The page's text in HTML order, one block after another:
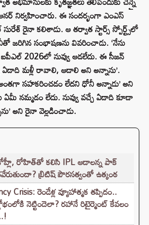
నిర్వహించారు. ఈ సందర్భంగా ఎంఎస్
రైనా కలిశాడు. ఆ తర్వాత స్టార్స్ స్పోర్ట్స్‌లో
సంభాషణను వివరించాడు. ‘నేను
2026లో నువ్వు ఆడలేదు. ఈ సీజన్
ఏడాది మళ్లీ రావాలి, ఆడాలి అని అన్నాను’.
సహకరించడం లేదని ధోనీ అన్నాడు’ అని
నమ్మడం లేదు. నువ్వు వచ్చే ఏడాది కూడా
అని రైనా వెల్లడించాడు.
రోహిత్‌తో కలిసి IPL ఆడాలన్న పాక్‌
బ్రిటిష్ పౌరసత్వంతో ఉత్కంఠ
Crisis: రెండేళ్ల వ్యూహాత్మక తప్పిదం..
నెట్టిందెలా? రహానే రిటైర్మెంట్ కేవలం